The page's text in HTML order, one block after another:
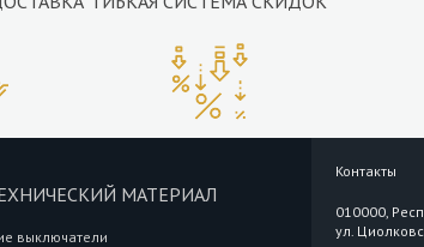
МАТЕРИАЛ
выключатели
Контакты
010000,
ул.